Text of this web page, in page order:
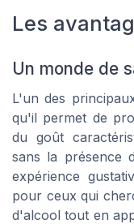
Les
Un monde de
L'un des
qu'il permet de
du goût
sans la présence
expérience
pour ceux qui
d'alcool tout en